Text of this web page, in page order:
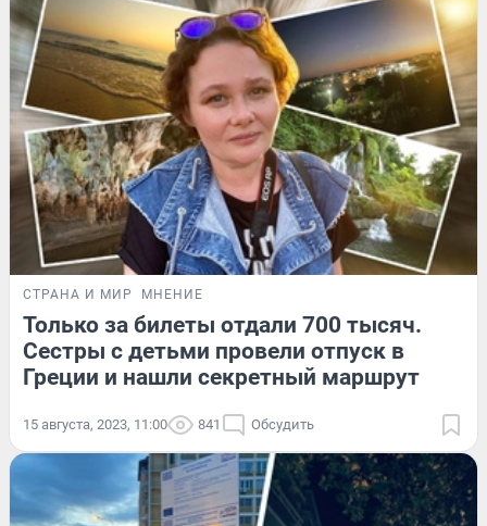
СТРАНА И МИР МНЕНИЕ
Только за билеты отдали 700 тысяч.
Сестры с детьми провели отпуск в
Греции и нашли секретный маршрут
15 августа, 2023, 11:00 841 Обсудить